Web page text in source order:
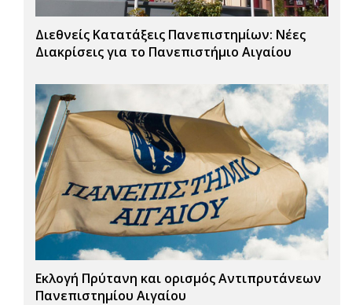
Διεθνείς Κατατάξεις Πανεπιστημίων: Νέες
Διακρίσεις για το Πανεπιστήμιο Αιγαίου
Εκλογή Πρύτανη και ορισμός Αντιπρυτάνεων
Πανεπιστημίου Αιγαίου